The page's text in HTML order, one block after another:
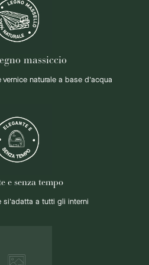
massiccio
vernice naturale a base d'acqua
e senza tempo
si'adatta a tutti gli interni